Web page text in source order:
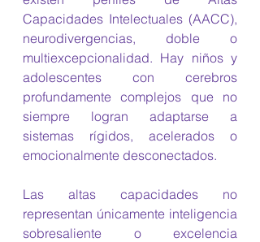
Capacidades Intelectuales (AACC),
neurodivergencias, doble o
multiexcepcionalidad. Hay niños y
adolescentes con cerebros
profundamente complejos que no
siempre logran adaptarse a
sistemas rígidos, acelerados o
emocionalmente desconectados.
Las altas capacidades no
representan únicamente inteligencia
sobresaliente o excelencia